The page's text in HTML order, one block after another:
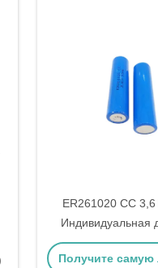
ER261020 CC
Индивидуальная
Литий-
батарея
Получите